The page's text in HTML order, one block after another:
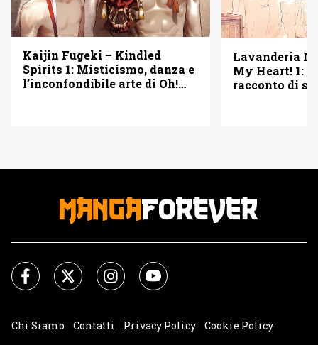
Kaijin Fugeki – Kindled
Spirits 1: Misticismo, danza e
l’inconfondibile arte di Oh!
Lavanderia
My Heart! 1:
racconto di
Chi Siamo Contatti Privacy Policy
Cookie Policy